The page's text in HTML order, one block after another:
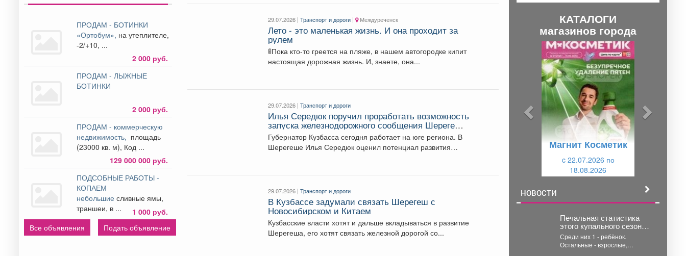
ПРОДАМ - БОТИНКИ
«Ортобум», на утеплителе,
-2/+10, ...
2 000 руб.
ПРОДАМ - ЛЫЖНЫЕ
БОТИНКИ
2 000 руб.
ПРОДАМ - коммерческую
недвижимость, площадь
(23000 кв. м), Код ...
129 000 000 руб.
ПОДСОБНЫЕ РАБОТЫ -
КОПАЕМ
небольшиесливные ямы,
траншеи, в ...
1 000 руб.
Все объявления
Подать объявление
29.07.2026 |Транспорт и дороги | Междуреченск
Лето - это маленькая жизнь. И она проходит за
рулем
🚦Пока кто-то греется на пляже, в нашем автогородке кипит
настоящая дорожная жизнь. И, знаете, она...
29.07.2026 |Транспорт и дороги
Илья Середюк поручил проработать возможность
запуска железнодорожного сообщения Шерегеша
с Новосибирском
Губернатор Кузбасса сегодня работает на юге региона. В
Шерегеше Илья Середюк оценил потенциал развития
29.07.2026 |Транспорт и дороги
В Кузбассе задумали связать Шерегеш с
Новосибирском и Китаем
Кузбасские власти хотят и дальше вкладываться в развитие
Шерегеша, его хотят связать железной дорогой со...
КАТАЛОГИ
магазинов города
Магнит Косметик
c 22.07.2026 по
18.08.2026
НОВОСТИ
Печальная статистика
этого купального сезона:
в Новокузнецке уже
утонули 6 человек.
Среди них 1 - ребёнок.
Остальные - взрослые,